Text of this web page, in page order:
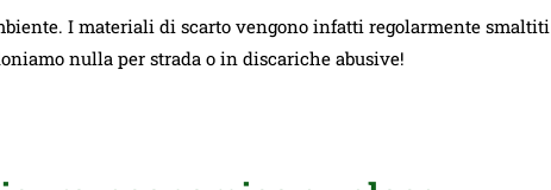
I materiali di scarto vengono infatti regolarmente smaltiti
nulla per strada o in discariche abusive!